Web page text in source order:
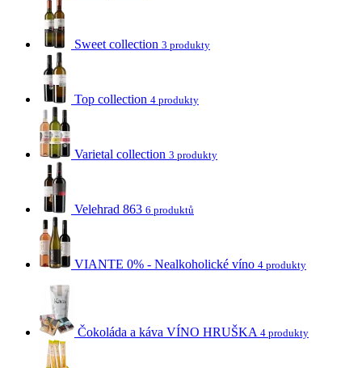
Sweet collection 3 produkty
Top collection 4 produkty
Varietal collection 3 produkty
Velehrad 863 6 produktů
VIANTE 0% - Nealkoholické víno 4 produkty
Čokoláda a káva VÍNO HRUŠKA 4 produkty